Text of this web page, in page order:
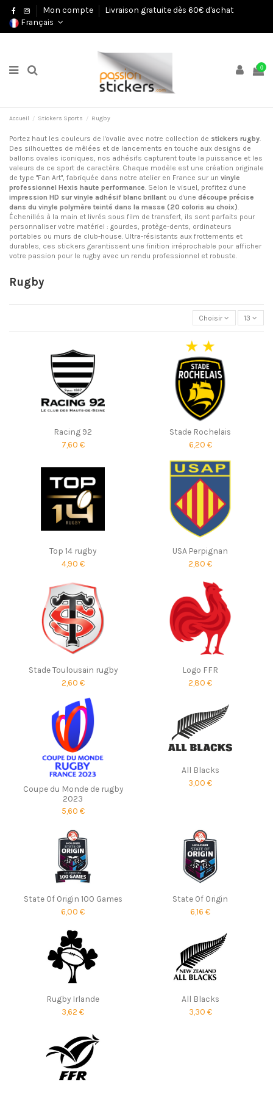
Mon compte
Livraison gratuite dès 60€ d'achat
Français
0
Accueil Stickers Sports Rugby
Portez haut les couleurs de l'ovalie avec notre collection de stickers rugby.
Des silhouettes de mêlées et de lancements en touche aux designs de
ballons ovales iconiques, nos adhésifs capturent toute la puissance et les
valeurs de ce sport de caractère. Chaque modèle est une création originale
de type "Fan Art", fabriquée dans notre atelier en France sur un vinyle
professionnel Hexis haute performance. Selon le visuel, profitez d'une
impression HD sur vinyle adhésif blanc brillant ou d'une découpe précise
dans du vinyle polymère teinté dans la masse (20 coloris au choix).
Échenillés à la main et livrés sous film de transfert, ils sont parfaits pour
personnaliser votre matériel : gourdes, protège-dents, ordinateurs
portables ou murs de club-house. Ultra-résistants aux frottements et
durables, ces stickers garantissent une finition irréprochable pour afficher
votre passion pour le rugby avec un rendu professionnel et robuste.
Rugby
Choisir 13
Racing 92
7,60 €
Stade Rochelais
6,20 €
Top 14 rugby
4,90 €
USA Perpignan
2,80 €
Stade Toulousain rugby
2,60 €
Logo FFR
2,80 €
Coupe du Monde de rugby
2023
5,60 €
All Blacks
3,00 €
State Of Origin 100 Games
6,00 €
State Of Origin
6,16 €
Rugby Irlande
3,62 €
All Blacks
3,30 €